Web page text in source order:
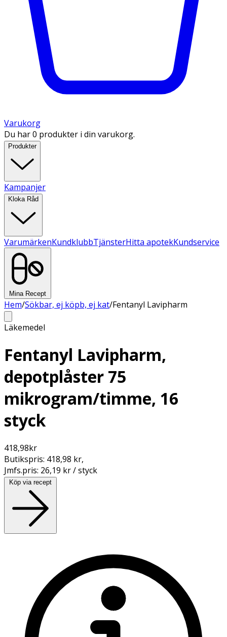
Varukorg
Du har 0 produkter i din varukorg.
Produkter
Kampanjer
Kloka Råd
VarumärkenKundklubbTjänsterHitta apotekKundservice
Mina Recept
Hem/Sökbar, ej köpb, ej kat/Fentanyl Lavipharm
Läkemedel
Fentanyl Lavipharm,
depotplåster 75
mikrogram/timme, 16
styck
418,98kr
Butikspris: 418,98 kr,
Jmfs.pris: 26,19 kr / styck
Köp via recept